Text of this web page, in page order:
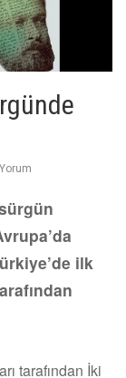
Yorum
ilk
tarafından İki